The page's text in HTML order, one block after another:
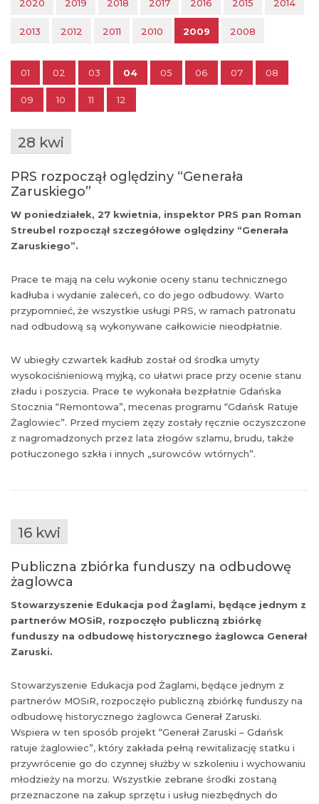
2020 2019 2018 2017 2016 2015 2014
2013 2012 2011 2010 2009 2008
01 02 03 04 05 06 07 08
09 10 11 12
28 kwi
PRS rozpoczął oględziny “Generała
Zaruskiego”
W poniedziałek, 27 kwietnia, inspektor PRS pan Roman
Streubel rozpoczął szczegółowe oględziny “Generała
Zaruskiego”.
Prace te mają na celu wykonie oceny stanu technicznego
kadłuba i wydanie zaleceń, co do jego odbudowy. Warto
przypomnieć, że wszystkie usługi PRS, w ramach patronatu
nad odbudową są wykonywane całkowicie nieodpłatnie.
W ubiegły czwartek kadłub został od środka umyty
wysokociśnieniową myjką, co ułatwi prace przy ocenie stanu
zładu i poszycia. Prace te wykonała bezpłatnie Gdańska
Stocznia “Remontowa”, mecenas programu “Gdańsk Ratuje
Żaglowiec”. Przed myciem zęzy zostały ręcznie oczyszczone
z nagromadzonych przez lata złogów szlamu, brudu, także
potłuczonego szkła i innych „surowców wtórnych”.
16 kwi
Publiczna zbiórka funduszy na odbudowę
żaglowca
Stowarzyszenie Edukacja pod Żaglami, będące jednym z
partnerów MOSiR, rozpoczęło publiczną zbiórkę
funduszy na odbudowę historycznego żaglowca Generał
Zaruski.
Stowarzyszenie Edukacja pod Żaglami, będące jednym z
partnerów MOSiR, rozpoczęło publiczną zbiórkę funduszy na
odbudowę historycznego żaglowca Generał Zaruski.
Wspiera w ten sposób projekt “Generał Zaruski – Gdańsk
ratuje żaglowiec”, który zakłada pełną rewitalizację statku i
przywrócenie go do czynnej służby w szkoleniu i wychowaniu
młodzieży na morzu. Wszystkie zebrane środki zostaną
przeznaczone na zakup sprzętu i usług niezbędnych do